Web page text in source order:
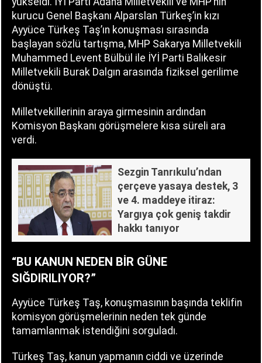
kurucu Genel Başkanı Alparslan Türkeş’in kızı
Ayyüce Türkeş Taş’ın konuşması sırasında
başlayan sözlü tartışma, MHP Sakarya Milletvekili
Muhammed Levent Bülbül ile İYİ Parti Balıkesir
Milletvekili Burak Dalgın arasında fiziksel gerilime
dönüştü.
Milletvekillerinin araya girmesinin ardından
Komisyon Başkanı görüşmelere kısa süreli ara
verdi.
Sezgin Tanrıkulu’ndan
çerçeve yasaya destek, 3
ve 4. maddeye itiraz:
Yargıya çok geniş takdir
hakkı tanıyor
“BU KANUN NEDEN BİR GÜNE
SIĞDIRILIYOR?”
Ayyüce Türkeş Taş, konuşmasının başında teklifin
komisyon görüşmelerinin neden tek günde
tamamlanmak istendiğini sorguladı.
Türkeş Taş, kanun yapmanın ciddi ve üzerinde